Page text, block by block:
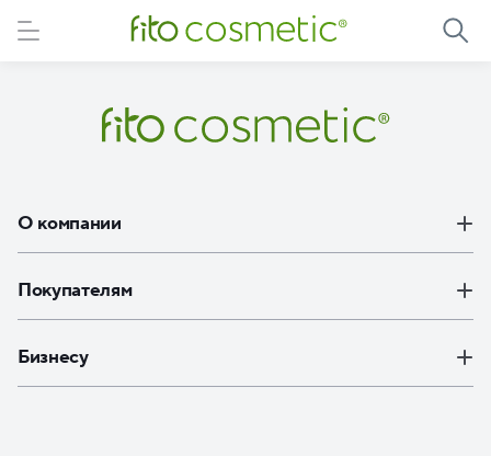
Элемент не найден
О компании
Покупателям
Бизнесу